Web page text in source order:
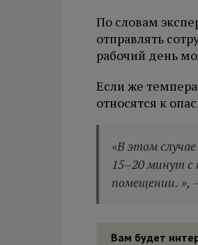
По словам
отправлять
рабочий день
Если же
относятся к
«В этом
15–20 минут
помещении. »,
Вам будет